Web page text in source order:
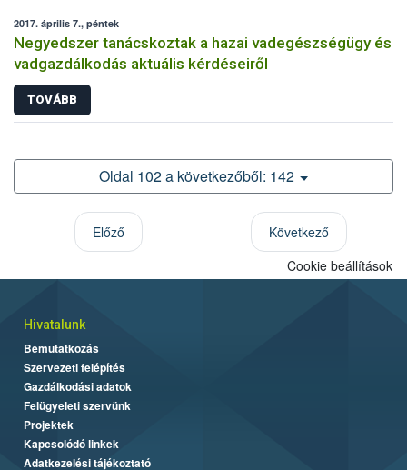
2017. április 7., péntek
Negyedszer tanácskoztak a hazai vadegészségügy és
vadgazdálkodás aktuális kérdéseiről
TOVÁBB
Oldal 102 a következőből: 142
Előző Következő
Cookie beállítások
Hivatalunk
Bemutatkozás
Szervezeti felépítés
Gazdálkodási adatok
Felügyeleti szervünk
Projektek
Kapcsolódó linkek
Adatkezelési tájékoztató